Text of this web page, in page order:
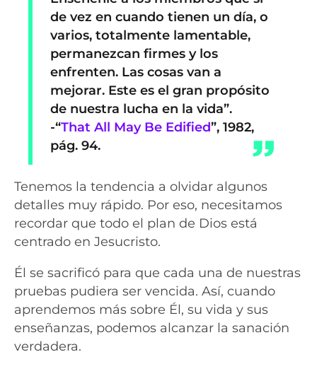
de vez en cuando tienen un día, o
varios, totalmente lamentable,
permanezcan firmes y los
enfrenten. Las cosas van a
mejorar. Este es el gran propósito
de nuestra lucha en la vida”.
-“That All May Be Edified”, 1982,
pág. 94.
Tenemos la tendencia a olvidar algunos
detalles muy rápido. Por eso, necesitamos
recordar que todo el plan de Dios está
centrado en Jesucristo.
Él se sacrificó para que cada una de nuestras
pruebas pudiera ser vencida. Así, cuando
aprendemos más sobre Él, su vida y sus
enseñanzas, podemos alcanzar la sanación
verdadera.